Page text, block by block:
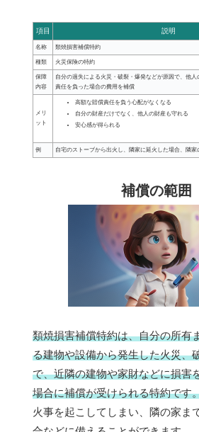
項目 説明
名称 類焼損害補償特約
種類 火災保険の特約
保障
内容
自分の過失による火災・破裂・爆発などが原因で、他
責任を負った場合の費用を補償
メリ
ット
高額な賠償責任を負う心配がなくなる
自分の財産だけでなく、他人の財産も守れる
安心感が得られる
例 自宅のストーブから出火し、隣家に延火した場合、隣家
補償の範囲
類焼損害補償特約は、自分の所有
る建物や設備から発生した火災、
で、近隣の建物や家財などに損害
場合に補償が受けられる特約です
火事を起こしてしまい、隣の家ま